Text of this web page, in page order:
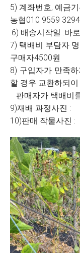
5) 계좌번호, 예금
농협010 9559
:6) 배송시작일 :바
7) 택배비 부담자
구매자4500원
8) 구입자가 만족
할 경우 교환하되이
판매자가 택배비
9)재배 과정사진 :
10)판매 작물사진 :